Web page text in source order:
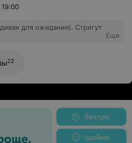
19:00
для ожидания). Стригут
Еще
22